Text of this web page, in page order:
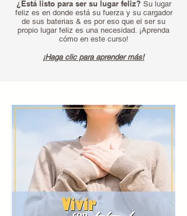
¿Está listo para ser su lugar feliz? Su lugar
feliz es en donde está su fuerza y su cargador
de sus baterias & es por eso que el ser su
propio lugar feliz es una necesidad. ¡Aprenda
cómo en este curso!
¡Haga clic para aprender más!